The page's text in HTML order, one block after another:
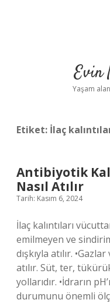
Evin
Yaşam
Etiket: İlaç
Antibiyotik
Nasıl Atılır
Tarih: Kasım 6, 2024
İlaç kalıntıları
emilmeyen ve
dışkıyla atılır.
atılır. Süt, ter,
yollarıdır. •İdrarın
durumunu önemli